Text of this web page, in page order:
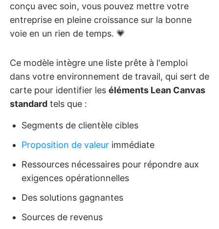
conçu avec soin, vous pouvez mettre votre
entreprise en pleine croissance sur la bonne
voie en un rien de temps. 💗
Ce modèle intègre une liste prête à l'emploi
dans votre environnement de travail, qui sert de
carte pour identifier les éléments Lean Canvas
standard tels que :
Segments de clientèle cibles
Proposition de valeur immédiate
Ressources nécessaires pour répondre aux
exigences opérationnelles
Des solutions gagnantes
Sources de revenus